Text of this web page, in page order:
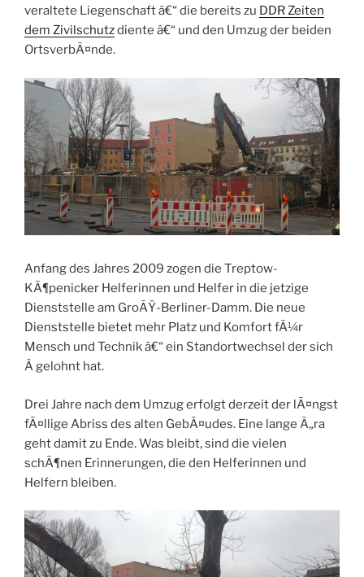
veraltete Liegenschaft â€“ die bereits zu DDR Zeiten
dem Zivilschutzdiente â€“ und den Umzug der beiden
OrtsverbÃ¤nde.
Anfang des Jahres 2009 zogen die Treptow-
KÃ¶penicker Helferinnen und Helfer in die jetzige
Dienststelle am GroÃŸ-Berliner-Damm. Die neue
Dienststelle bietet mehr Platz und Komfort fÃ¼r
Mensch und Technik â€“ ein Standortwechsel der sich
Â gelohnt hat.
Drei Jahre nach dem Umzug erfolgt derzeit der lÃ¤ngst
fÃ¤llige Abriss des alten GebÃ¤udes. Eine lange Ã„ra
geht damit zu Ende. Was bleibt, sind die vielen
schÃ¶nen Erinnerungen, die den Helferinnen und
Helfern bleiben.